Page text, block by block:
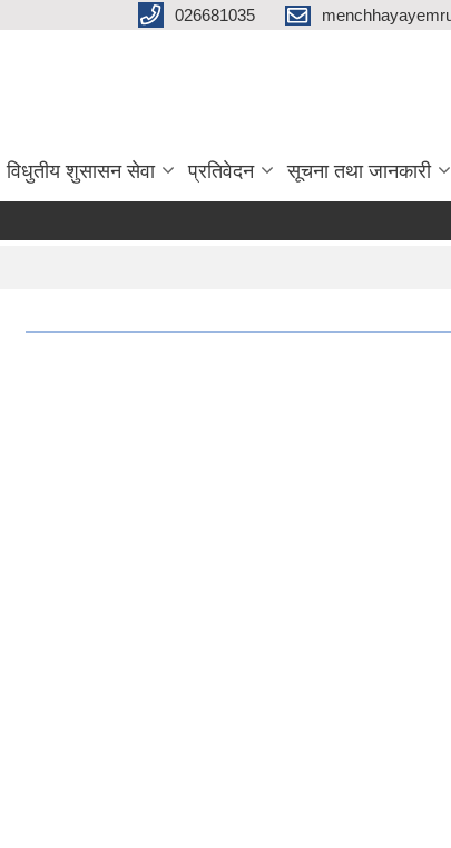
026681035
विधुतीय शुसासन सेवा प्रतिवेदन सूचना तथा जानकारी